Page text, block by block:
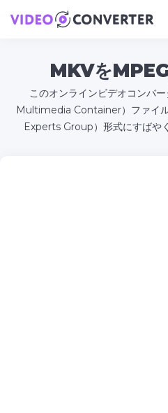
MKVを
このオンラインビデオコンバ
Multimedia Container）ファイ
Experts Group）形式にすばや